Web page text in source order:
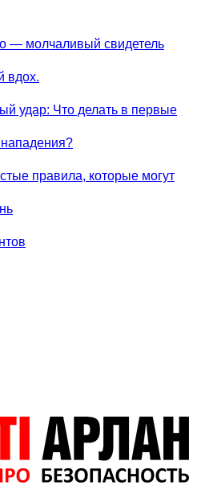
— молчаливый свидетель
вдох.
удар: Что делать в первые
правила, которые могут